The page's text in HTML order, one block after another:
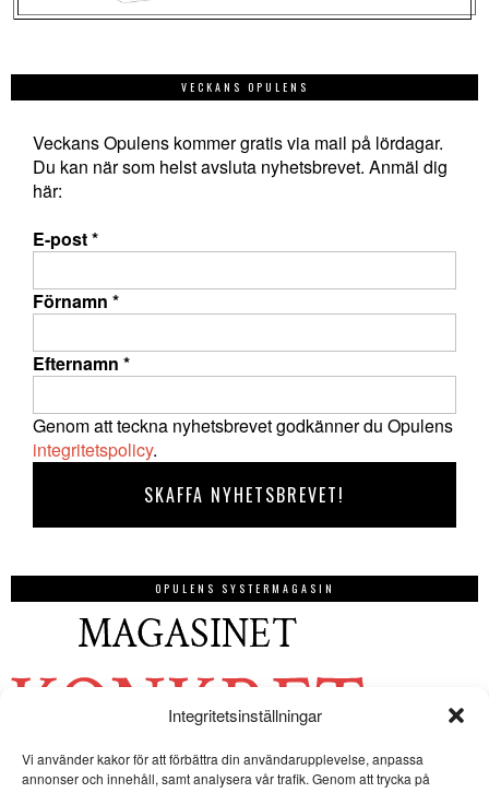
Integritetsinställningar
Vi använder kakor för att förbättra din användarupplevelse, anpassa
annonser och innehåll, samt analysera vår trafik. Genom att trycka på
VECKANS OPULENS
Veckans Opulens kommer gratis via mail på lördagar.
Du kan när som helst avsluta nyhetsbrevet. Anmäl dig
här:
E-post*
Förnamn *
Efternamn *
Genom att teckna nyhetsbrevet godkänner du Opulens
integritetspolicy.
OPULENS SYSTERMAGASIN